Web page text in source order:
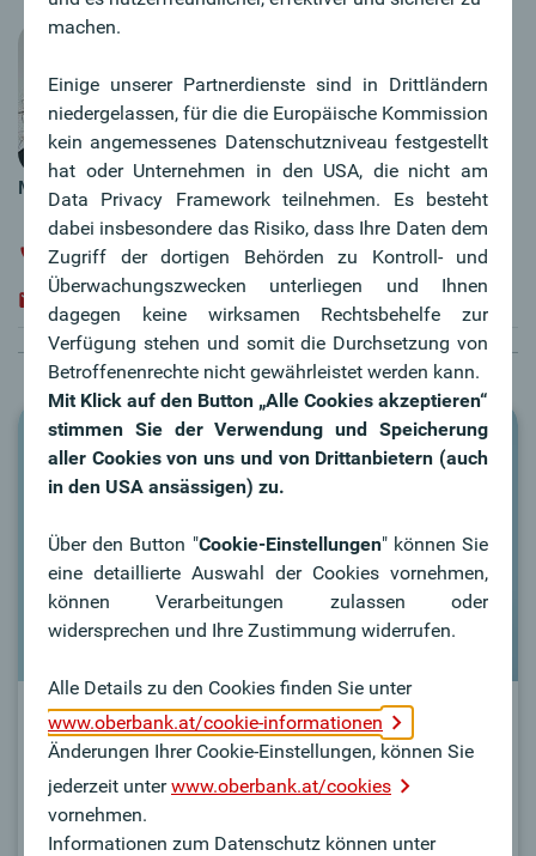
Mag. a Eva Prechtl
+43 / 732 / 7802 - 37238
evamaria.prechtl@oberbank.at
Wen suchen wir?
vielfältig.
machen.
Einige unserer Partnerdienste sind in Drittländern
niedergelassen, für die die Europäische Kommission
kein angemessenes Datenschutzniveau festgestellt
hat oder Unternehmen in den USA, die nicht am
Data Privacy Framework teilnehmen. Es besteht
dabei insbesondere das Risiko, dass Ihre Daten dem
Zugriff der dortigen Behörden zu Kontroll- und
Überwachungszwecken unterliegen und Ihnen
dagegen keine wirksamen Rechtsbehelfe zur
Verfügung stehen und somit die Durchsetzung von
Betroffenenrechte nicht gewährleistet werden kann.
Mit Klick auf den Button „Alle Cookies akzeptieren“
stimmen Sie der Verwendung und Speicherung
aller Cookies von uns und von Drittanbietern (auch
in den USA ansässigen) zu.
Über den Button "Cookie-Einstellungen" können Sie
eine detaillierte Auswahl der Cookies vornehmen,
können Verarbeitungen zulassen oder
widersprechen und Ihre Zustimmung widerrufen.
Alle Details zu den Cookies finden Sie unter
www.oberbank.at/cookie-informationen
Änderungen Ihrer Cookie-Einstellungen, können Sie
jederzeit unterwww.oberbank.at/cookies
vornehmen.
Informationen zum Datenschutz können unter